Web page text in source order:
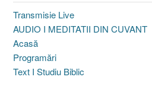
Transmisie Live
AUDIO I MEDITATII DIN CUVANT
Acasă
Programări
Text I Studiu Biblic